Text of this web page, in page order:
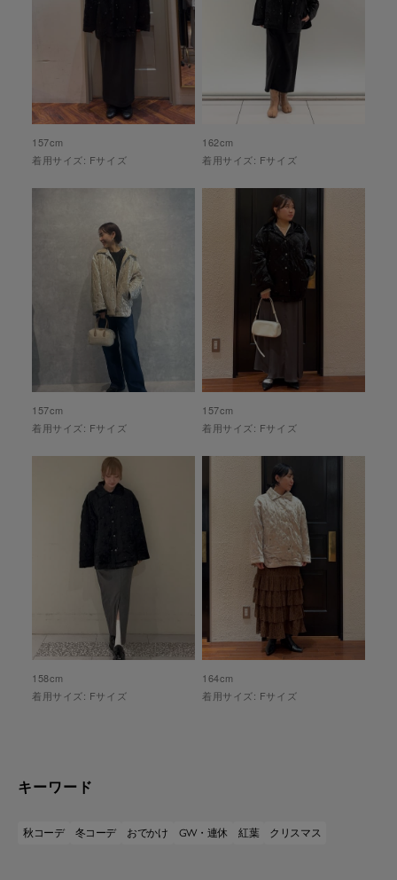
157cm
着用サイズ: Fサイズ
162cm
着用サイズ: Fサイズ
157cm
着用サイズ: Fサイズ
157cm
着用サイズ: Fサイズ
158cm
着用サイズ: Fサイズ
164cm
着用サイズ: Fサイズ
キーワード
秋コーデ 冬コーデ おでかけ GW・連休 紅葉 クリスマス